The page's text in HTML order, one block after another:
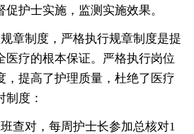
护士实施，监测实施效果。
制度，严格执行规章制度是提
医疗的根本保证。严格执行岗位
，提高了护理质量，杜绝了医疗
度：
对，每周护士长参加总核对1